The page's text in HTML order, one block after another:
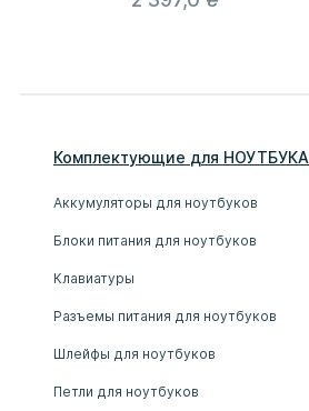
Комплектующие для НОУТБУКА
Аккумуляторы для ноутбуков
Блоки питания для ноутбуков
Клавиатуры
Разъемы питания для ноутбуков
Шлейфы для ноутбуков
Петли для ноутбуков